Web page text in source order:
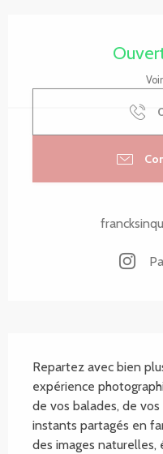
Repartez avec bien
expérience
de vos balades, de
instants partagés en
des images